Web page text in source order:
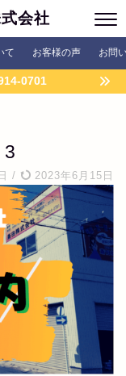
会社
て お客様の声 お問
0701
/ 2023年6月15日